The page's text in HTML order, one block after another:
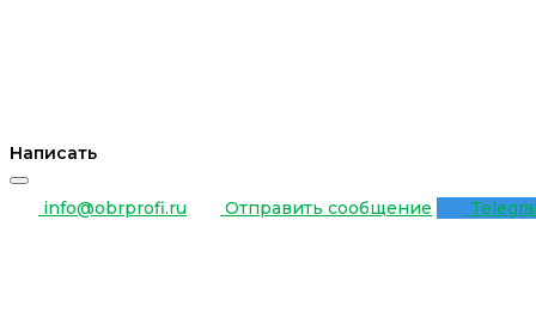
Написать
info@obrprofi.ru Отправить сообщение